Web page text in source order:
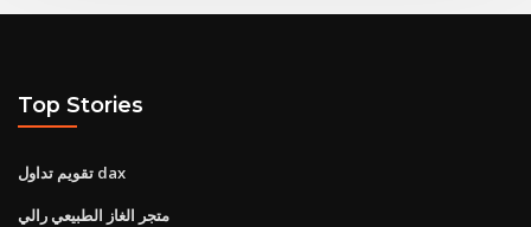
Top Stories
تقويم تداول dax
متجر الغاز الطبيعي رالي